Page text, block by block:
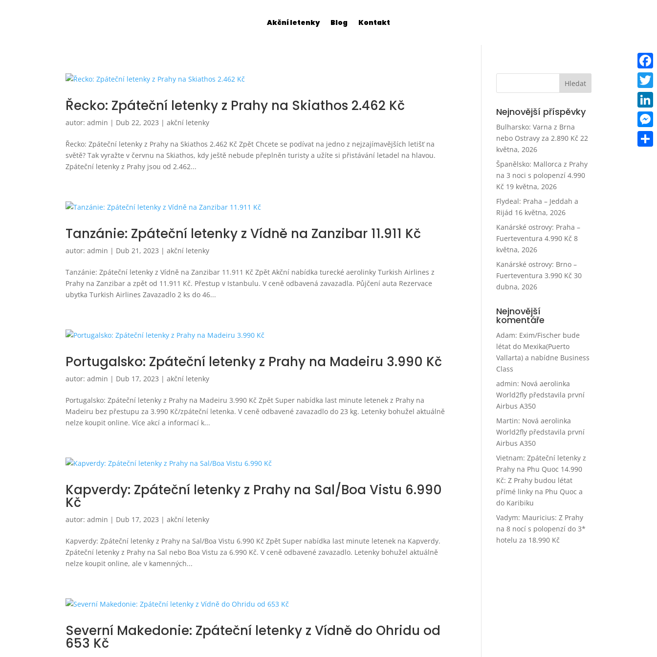
Akční letenky Blog Kontakt
Řecko: Zpáteční letenky z Prahy na Skiathos 2.462 Kč
autor:admin | Dub 22, 2023 |akční letenky
Řecko: Zpáteční letenky z Prahy na Skiathos 2.462 Kč Zpět Chcete se podívat na jedno z nejzajímavějších letišť na
světě? Tak vyražte v červnu na Skiathos, kdy ještě nebude přeplněn turisty a užíte si přistávání letadel na hlavou.
Zpáteční letenky z Prahy jsou od 2.462...
Tanzánie: Zpáteční letenky z Vídně na Zanzibar 11.911 Kč
autor:admin | Dub 21, 2023 |akční letenky
Tanzánie: Zpáteční letenky z Vídně na Zanzibar 11.911 Kč Zpět Akční nabídka turecké aerolinky Turkish Airlines z
Prahy na Zanzibar a zpět od 11.911 Kč. Přestup v Istanbulu. V ceně odbavená zavazadla. Půjčení auta Rezervace
ubytka Turkish Airlines Zavazadlo 2 ks do 46...
Portugalsko: Zpáteční letenky z Prahy na Madeiru 3.990 Kč
autor:admin | Dub 17, 2023 |akční letenky
Portugalsko: Zpáteční letenky z Prahy na Madeiru 3.990 Kč Zpět Super nabídka last minute letenek z Prahy na
Madeiru bez přestupu za 3.990 Kč/zpáteční letenka. V ceně odbavené zavazadlo do 23 kg. Letenky bohužel aktuálně
nelze koupit online. Více akcí a informací k...
Kapverdy: Zpáteční letenky z Prahy na Sal/Boa Vistu 6.990
Kč
autor:admin | Dub 17, 2023 |akční letenky
Kapverdy: Zpáteční letenky z Prahy na Sal/Boa Vistu 6.990 Kč Zpět Super nabídka last minute letenek na Kapverdy.
Zpáteční letenky z Prahy na Sal nebo Boa Vistu za 6.990 Kč. V ceně odbavené zavazadlo. Letenky bohužel aktuálně
nelze koupit online, ale v kamenných...
Severní Makedonie: Zpáteční letenky z Vídně do Ohridu od
653 Kč
Nejnovější příspěvky
Bulharsko: Varna z Brna
nebo Ostravy za 2.890 Kč 22
května, 2026
Španělsko: Mallorca z Prahy
na 3 noci s polopenzí 4.990
Kč 19 května, 2026
Flydeal: Praha – Jeddah a
Rijád 16 května, 2026
Kanárské ostrovy: Praha –
Fuerteventura 4.990 Kč 8
května, 2026
Kanárské ostrovy: Brno –
Fuerteventura 3.990 Kč 30
dubna, 2026
Nejnovější
komentáře
Adam: Exim/Fischer bude
létat do Mexika(Puerto
Vallarta) a nabídne Business
Class
admin: Nová aerolinka
World2fly představila první
Airbus A350
Martin: Nová aerolinka
World2fly představila první
Airbus A350
Vietnam: Zpáteční letenky z
Prahy na Phu Quoc 14.990
Kč:Z Prahy budou létat
přímé linky na Phu Quoc a
do Karibiku
Vadym: Mauricius: Z Prahy
na 8 nocí s polopenzí do 3*
hotelu za 18.990 Kč